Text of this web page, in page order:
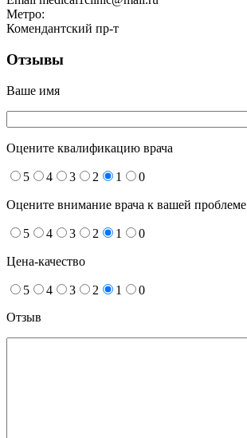
Метро:
Комендантский пр-т
Отзывы
Ваше имя
Оцените квалификацию врача
5 4 3 2 1 0
Оцените внимание врача к вашей проблеме
5 4 3 2 1 0
Цена-качество
5 4 3 2 1
0
Отзыв